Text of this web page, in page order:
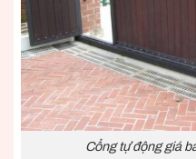
Cổng tự động giá